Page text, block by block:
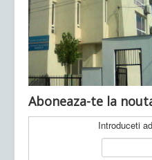
Ultimele articole: Vi,
Județean
Aboneaza-te la
Introduceti